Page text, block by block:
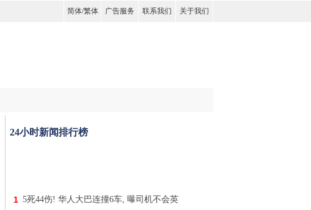
简体/繁体 广告服务 联系我们 关于我们
24小时新闻排行榜
1 5死44伤! 华人大巴连撞6车, 曝司机不会英